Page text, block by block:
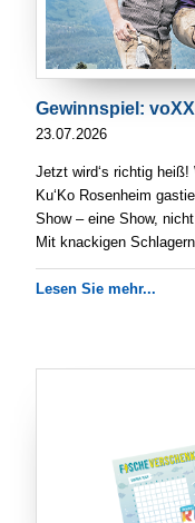
Gewinnspiel:
23.07.2026
Jetzt wird‘s richtig
Ku‘Ko Rosenheim
Show – eine Show,
Mit knackigen
Lesen Sie mehr...